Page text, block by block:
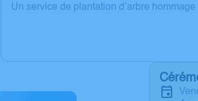
Un service de plantation d’arbre hommage